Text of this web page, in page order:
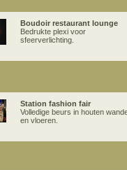
Boudoir restaurant lounge
Bedrukte plexi voor
sfeerverlichting.
Station fashion fair
Volledige beurs in houten
en vloeren.